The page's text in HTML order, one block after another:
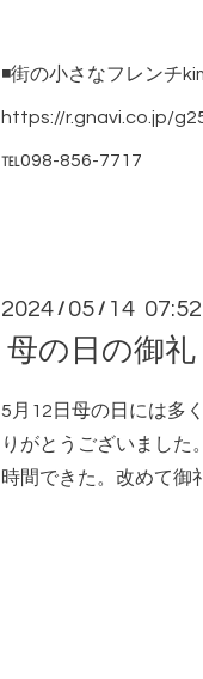
◾️街の小さなフレンチ
https://r.gnavi.co.jp/
℡098-856-7717
2024 / 05 / 14 07:52
母の日の御礼
5月12日母の日には多
りがとうございました
時間できた。改めて御